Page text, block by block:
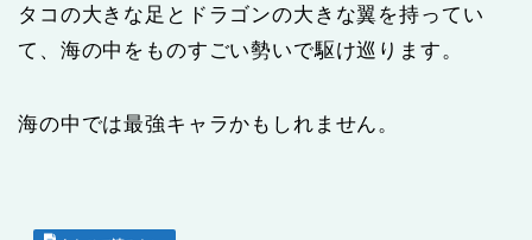
タコの大きな足とドラゴンの大きな翼を持ってい
て、海の中をものすごい勢いで駆け巡ります。
海の中では最強キャラかもしれません。